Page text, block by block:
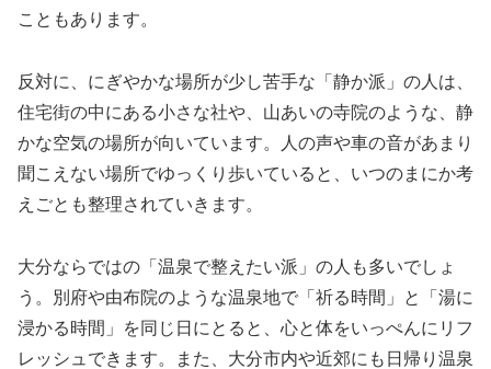
こともあります。
反対に、にぎやかな場所が少し苦手な「静か派」の人は、
住宅街の中にある小さな社や、山あいの寺院のような、静
かな空気の場所が向いています。人の声や車の音があまり
聞こえない場所でゆっくり歩いていると、いつのまにか考
えごとも整理されていきます。
大分ならではの「温泉で整えたい派」の人も多いでしょ
う。別府や由布院のような温泉地で「祈る時間」と「湯に
浸かる時間」を同じ日にとると、心と体をいっぺんにリフ
レッシュできます。また、大分市内や近郊にも日帰り温泉